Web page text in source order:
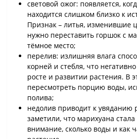
световой ожог: появляется,
находится слишком близко к
Признак – литья, изменившие
нужно переставить горшок с
тёмное место;
перелив: излишняя влага
корней и стебля, что
росте и развитии растения. В
пересмотреть порцию воды,
полива;
недолив приводит к увяданию
заметили, что марихуана
внимание, сколько воды и как